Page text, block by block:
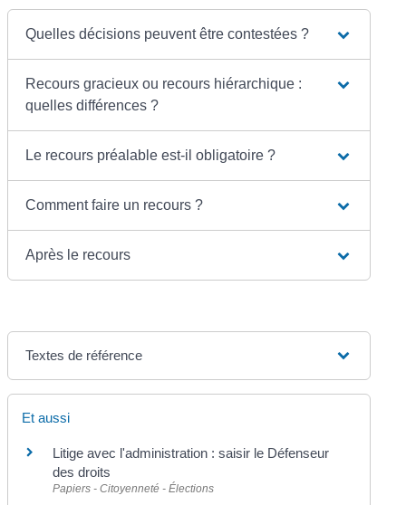
Quelles décisions peuvent être contestées ?
Recours gracieux ou recours hiérarchique :
quelles différences ?
Le recours préalable est-il obligatoire ?
Comment faire un recours ?
Après le recours
Textes de référence
Et aussi
Litige avec l'administration : saisir le Défenseur
des droits
Papiers - Citoyenneté - Élections